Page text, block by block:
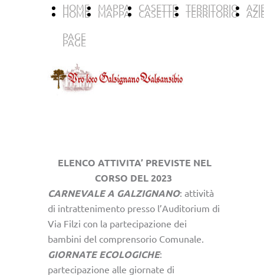
HOME
PAGE
MAPPA CASETTE TERRITORIO
HOME
PAGE
MAPPA CASETTE TERRITORIO
ELENCO ATTIVITA’ PREVISTE NEL
CORSO DEL 2023
CARNEVALE A GALZIGNANO: attività
di intrattenimento presso l’Auditorium di
Via Filzi con la partecipazione dei
bambini del comprensorio Comunale.
GIORNATE ECOLOGICHE:
partecipazione alle giornate di